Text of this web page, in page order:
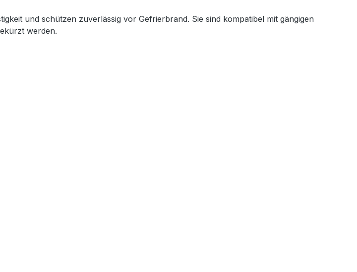
und schützen zuverlässig vor Gefrierbrand. Sie sind kompatibel mit gängigen
werden.